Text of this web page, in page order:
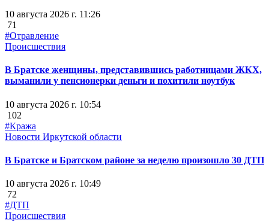
10 августа 2026 г. 11:26
71
#Отравление
Происшествия
В Братске женщины, представившись работницами ЖКХ,
выманили у пенсионерки деньги и похитили ноутбук
10 августа 2026 г. 10:54
102
#Кража
Новости Иркутской области
В Братске и Братском районе за неделю произошло 30 ДТП
10 августа 2026 г. 10:49
72
#ДТП
Происшествия